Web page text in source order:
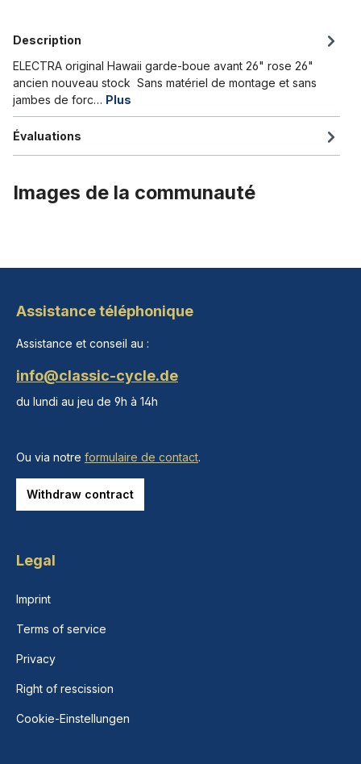
Description
ELECTRA original Hawaii garde-boue avant 26" rose 26"
ancien nouveau stock Sans matériel de montage et sans
jambes de forc… Plus
Évaluations
Images de la communauté
Assistance téléphonique
Assistance et conseil au :
info@classic-cycle.de
du lundi au jeu de 9h à 14h
Ou via notre formulaire de contact.
Withdraw contract
Legal
Imprint
Terms of service
Privacy
Right of rescission
Cookie-Einstellungen